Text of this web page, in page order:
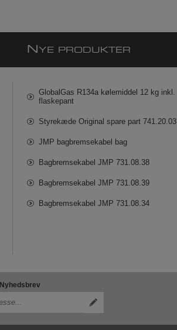
N YE PRODUKTER
GlobalGas R134a kølemiddel 12 kg inkl.
flaskepant
Styrekæde Original spare part 741.20.03
JMP bagbremsekabel bag
Bagbremsekabel JMP 731.08.38
Bagbremsekabel JMP 731.08.39
Bagbremsekabel JMP 731.08.34
Nyhedsbrev